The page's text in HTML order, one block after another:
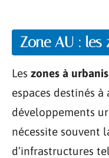
Zone AU : les
Les zones à
espaces destinés
développements
nécessite souvent
d’infrastructures